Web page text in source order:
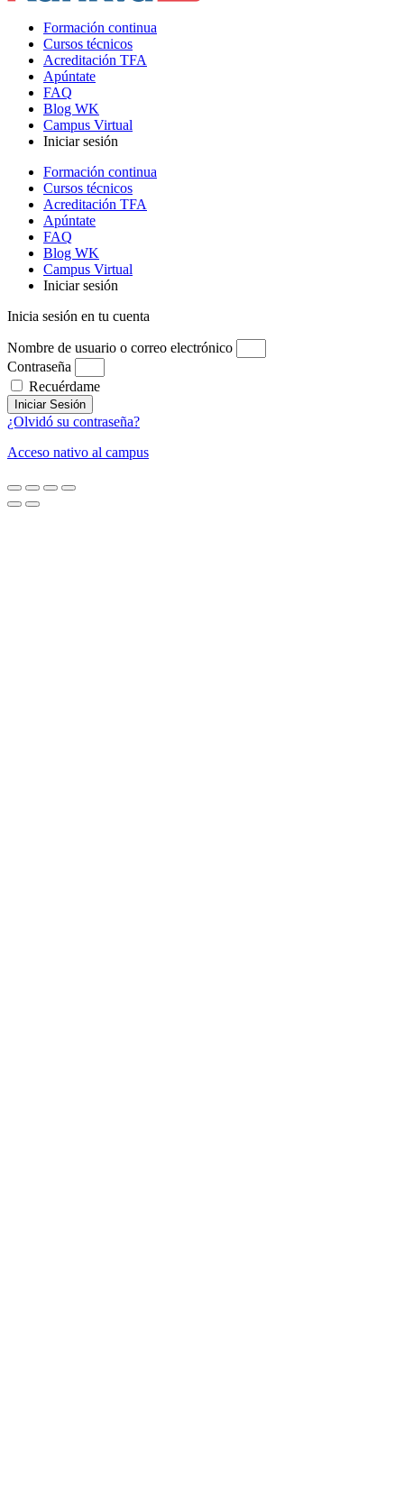
Formación continua
Cursos técnicos
Acreditación TFA
Apúntate
FAQ
Blog WK
Campus Virtual
Iniciar sesión
Formación continua
Cursos técnicos
Acreditación TFA
Apúntate
FAQ
Blog WK
Campus Virtual
Iniciar sesión
Inicia sesión en tu cuenta
Nombre de usuario o correo electrónico
Contraseña
Recuérdame
Iniciar Sesión
¿Olvidó su contraseña?
Acceso nativo al campus